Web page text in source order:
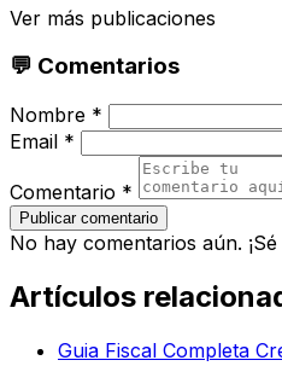
Ver más publicaciones
💬 Comentarios
Nombre *
Email *
Comentario *
Publicar comentario
No hay comentarios aún.
Artículos
Guia Fiscal Completa